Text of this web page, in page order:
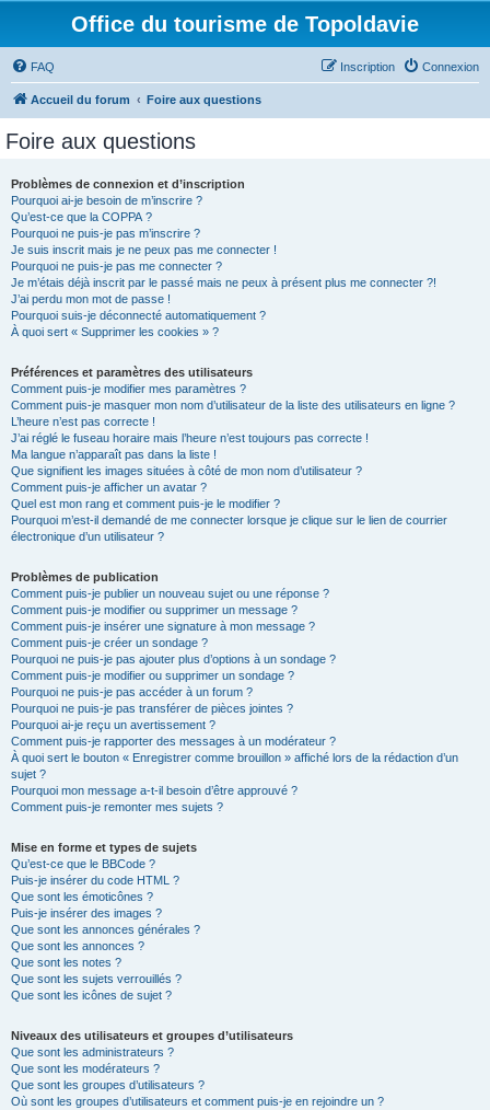
Office du tourisme de Topoldavie
FAQ Connexion
Inscription
Accueil du forum Foire aux questions
Foire aux questions
Problèmes de connexion et d’inscription
Pourquoi ai-je besoin de m’inscrire ?
Qu’est-ce que la COPPA ?
Pourquoi ne puis-je pas m’inscrire ?
Je suis inscrit mais je ne peux pas me connecter !
Pourquoi ne puis-je pas me connecter ?
Je m’étais déjà inscrit par le passé mais ne peux à présent plus me connecter ?!
J’ai perdu mon mot de passe !
Pourquoi suis-je déconnecté automatiquement ?
À quoi sert « Supprimer les cookies » ?
Préférences et paramètres des utilisateurs
Comment puis-je modifier mes paramètres ?
Comment puis-je masquer mon nom d’utilisateur de la liste des utilisateurs en ligne ?
L’heure n’est pas correcte !
J’ai réglé le fuseau horaire mais l’heure n’est toujours pas correcte !
Ma langue n’apparaît pas dans la liste !
Que signifient les images situées à côté de mon nom d’utilisateur ?
Comment puis-je afficher un avatar ?
Quel est mon rang et comment puis-je le modifier ?
Pourquoi m’est-il demandé de me connecter lorsque je clique sur le lien de courrier
électronique d’un utilisateur ?
Problèmes de publication
Comment puis-je publier un nouveau sujet ou une réponse ?
Comment puis-je modifier ou supprimer un message ?
Comment puis-je insérer une signature à mon message ?
Comment puis-je créer un sondage ?
Pourquoi ne puis-je pas ajouter plus d’options à un sondage ?
Comment puis-je modifier ou supprimer un sondage ?
Pourquoi ne puis-je pas accéder à un forum ?
Pourquoi ne puis-je pas transférer de pièces jointes ?
Pourquoi ai-je reçu un avertissement ?
Comment puis-je rapporter des messages à un modérateur ?
À quoi sert le bouton « Enregistrer comme brouillon » affiché lors de la rédaction d’un
sujet ?
Pourquoi mon message a-t-il besoin d’être approuvé ?
Comment puis-je remonter mes sujets ?
Mise en forme et types de sujets
Qu’est-ce que le BBCode ?
Puis-je insérer du code HTML ?
Que sont les émoticônes ?
Puis-je insérer des images ?
Que sont les annonces générales ?
Que sont les annonces ?
Que sont les notes ?
Que sont les sujets verrouillés ?
Que sont les icônes de sujet ?
Niveaux des utilisateurs et groupes d’utilisateurs
Que sont les administrateurs ?
Que sont les modérateurs ?
Que sont les groupes d’utilisateurs ?
Où sont les groupes d’utilisateurs et comment puis-je en rejoindre un ?